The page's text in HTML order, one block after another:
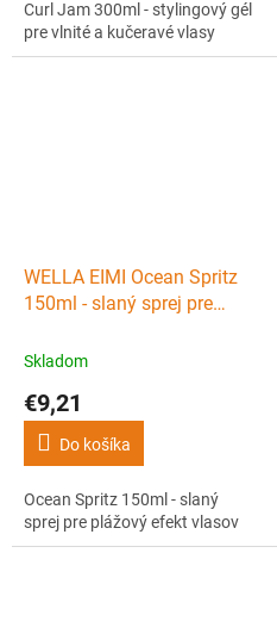
Curl Jam 300ml - stylingový gél
pre vlnité a kučeravé vlasy
WELLA EIMI Ocean Spritz
150ml - slaný sprej pre
Skladom
€9,21
Do košíka
Ocean Spritz 150ml - slaný
sprej pre plážový efekt vlasov